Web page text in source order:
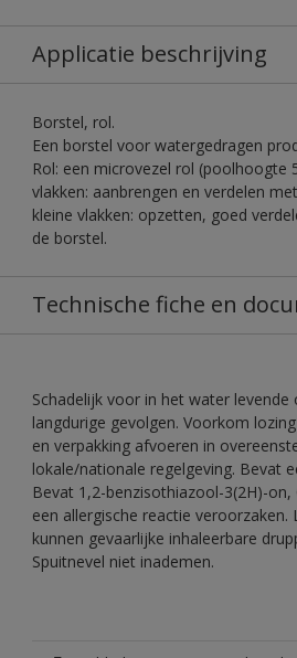
Applicatie beschrijving
Borstel, rol.
Een borstel voor watergedragen
Rol: een microvezel rol (poolhoogte
vlakken: aanbrengen en verdelen
kleine vlakken: opzetten, goed
de borstel.
Technische fiche en
Schadelijk voor in het water levende
langdurige gevolgen. Voorkom
en verpakking afvoeren in
lokale/nationale regelgeving. Bevat
Bevat 1,2-benzisothiazool-3(2H)-on,
een allergische reactie veroorzaken.
kunnen gevaarlijke inhaleerbare
Spuitnevel niet inademen.